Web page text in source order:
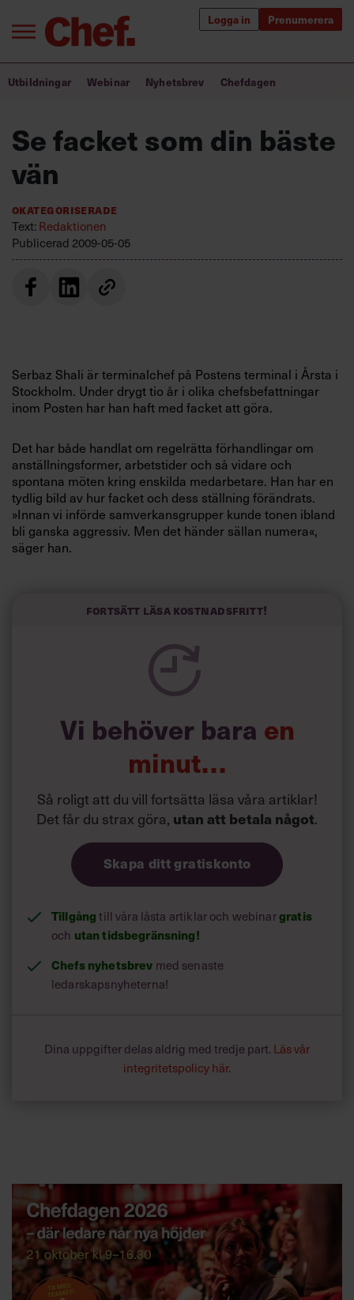
Logga in Prenumerera
Annonsera
Villkor och policy för
personuppgiftsbehandling
efter:
Bra ledare förändrar världen
Utbildning för ledare
Chefakademin+
Populära utbildningar
Utbildningar Webinar Nyhetsbrev Chefdagen
Se facket som din bäste
vän
Okategoriserade
Text: Redaktionen
Publicerad 2009-05-05
Serbaz Shali är terminalchef på Postens terminal i Årsta i
Stockholm. Under drygt tio år i olika chefsbefattningar
inom Posten har han haft med facket att göra.
Det har både handlat om regelrätta förhandlingar om
anställningsformer, arbetstider och så vidare och
spontana möten kring enskilda medarbetare. Han har en
tydlig bild av hur facket och dess ställning förändrats.
»Innan vi införde samverkansgrupper kunde tonen ibland
bli ganska aggressiv. Men det händer sällan numera«,
säger han.
arbetar 1 200 personer och flera fackliga organisationer
Det blir allt vanligare att medarbetare byter fack,
dessutom står allt fler utanför. Det är alltså inte helt lätt
att veta vilket avtalsområde en medarbetare tillhör, och
Men den modell Posten har valt överbrygger delvis det
problemet. Tillsammans med ledningsgruppen har
samtliga fack.
Fortsätt läsa kostnadsfritt!
Vi behöver bara en
minut…
Så roligt att du vill fortsätta läsa våra artiklar!
Det får du strax göra, utan att betala något.
Skapa ditt gratiskonto
Tillgång till våra låsta artiklar och webinargratis
och utan tidsbegränsning!
Chefs nyhetsbrev med senaste
ledarskapsnyheterna!
Dina uppgifter delas aldrig med tredje part. Läs vår
integritetspolicy här.